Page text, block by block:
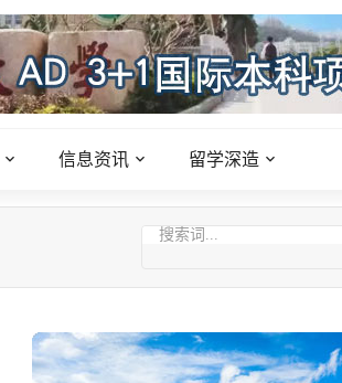
信息资讯 留学深造